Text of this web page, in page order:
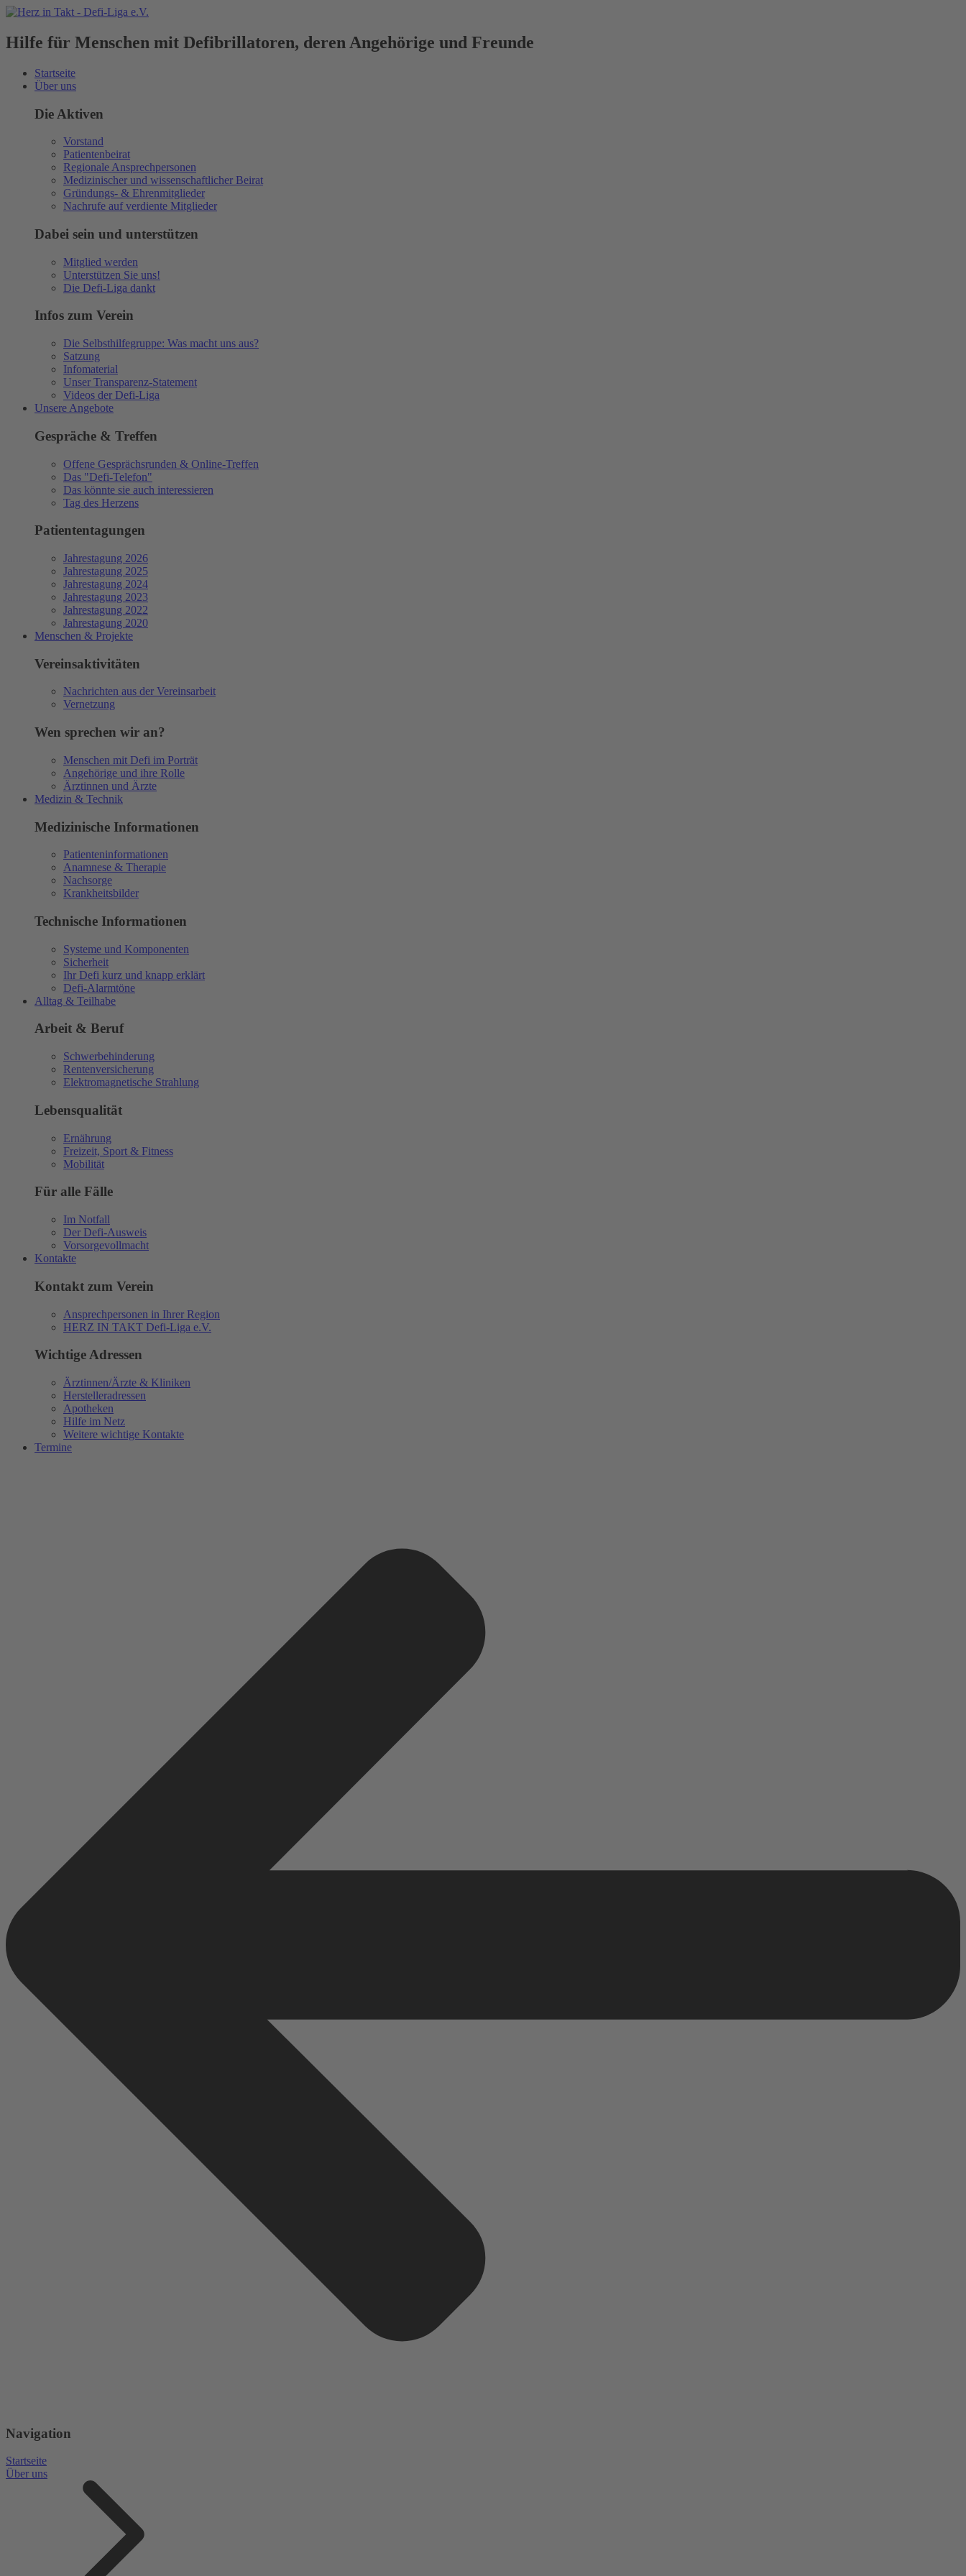
Hilfe für Menschen mit Defibrillatoren, deren Angehörige und Freunde
Startseite
Über uns
Die Aktiven
Vorstand
Patientenbeirat
Regionale Ansprechpersonen
Medizinischer und wissenschaftlicher Beirat
Gründungs- & Ehrenmitglieder
Nachrufe auf verdiente Mitglieder
Dabei sein und unterstützen
Mitglied werden
Unterstützen Sie uns!
Die Defi-Liga dankt
Infos zum Verein
Die Selbsthilfegruppe: Was macht uns aus?
Satzung
Infomaterial
Unser Transparenz-Statement
Videos der Defi-Liga
Unsere Angebote
Gespräche & Treffen
Offene Gesprächsrunden & Online-Treffen
Das "Defi-Telefon"
Das könnte sie auch interessieren
Tag des Herzens
Patiententagungen
Jahrestagung 2026
Jahrestagung 2025
Jahrestagung 2024
Jahrestagung 2023
Jahrestagung 2022
Jahrestagung 2020
Menschen & Projekte
Vereinsaktivitäten
Nachrichten aus der Vereinsarbeit
Vernetzung
Wen sprechen wir an?
Menschen mit Defi im Porträt
Angehörige und ihre Rolle
Ärztinnen und Ärzte
Medizin & Technik
Medizinische Informationen
Patienteninformationen
Anamnese & Therapie
Nachsorge
Krankheitsbilder
Technische Informationen
Systeme und Komponenten
Sicherheit
Ihr Defi kurz und knapp erklärt
Defi-Alarmtöne
Alltag & Teilhabe
Arbeit & Beruf
Schwerbehinderung
Rentenversicherung
Elektromagnetische Strahlung
Lebensqualität
Ernährung
Freizeit, Sport & Fitness
Mobilität
Für alle Fälle
Im Notfall
Der Defi-Ausweis
Vorsorgevollmacht
Kontakte
Kontakt zum Verein
Ansprechpersonen in Ihrer Region
HERZ IN TAKT Defi-Liga e.V.
Wichtige Adressen
Ärztinnen/Ärzte & Kliniken
Herstelleradressen
Apotheken
Hilfe im Netz
Weitere wichtige Kontakte
Termine
Navigation
Startseite
Über uns